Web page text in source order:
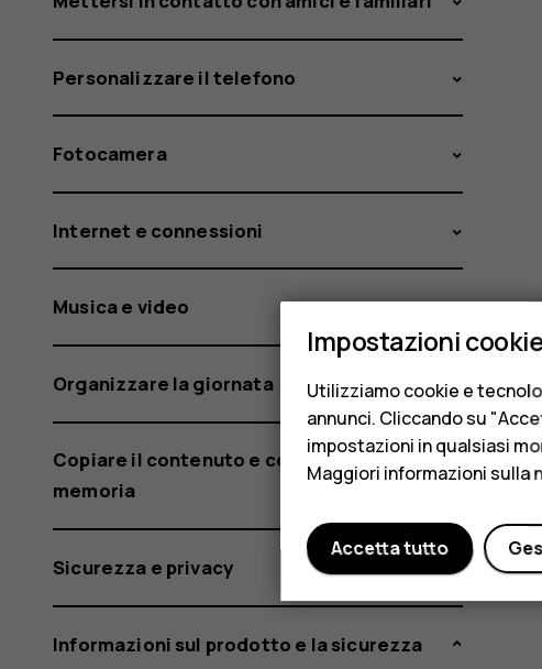
Personalizzare il telefono
Fotocamera
Internet e connessioni
Musica e video
Organizzare la giornata
Copiare il contenuto e controllare la
memoria
Sicurezza e privacy
Informazioni sul prodotto e la sicurezza
Impostazioni
Utilizziamo cookie e
annunci. Cliccando su
impostazioni in qualsiasi
Maggiori informazioni sulla
Accetta tutto